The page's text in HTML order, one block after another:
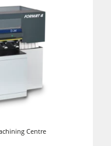
Centre